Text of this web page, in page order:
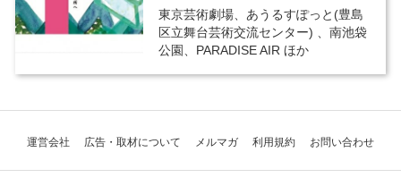
東京芸術劇場、あうるすぽっと(豊島
区立舞台芸術交流センター) 、南池袋
公園、PARADISE AIR ほか
運営会社 広告・取材について メルマガ 利用規約 お問い合わせ